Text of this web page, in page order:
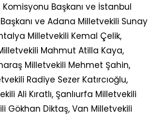
Başkanı ve İstanbul
ve Adana Milletvekili Sunay
Milletvekili Kemal Çelik,
Mahmut Atilla Kaya,
Milletvekili Mehmet Şahin,
Radiye Sezer Katırcıoğlu,
Ali Kıratlı, Şanlıurfa Milletvekili
Gökhan Diktaş, Van Milletvekili